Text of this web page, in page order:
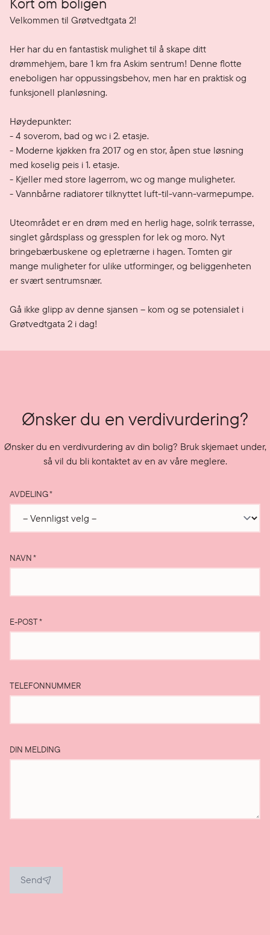
Velkommen til Grøtvedtgata 2!
Her har du en fantastisk mulighet til å skape ditt
drømmehjem, bare 1 km fra Askim sentrum! Denne flotte
eneboligen har oppussingsbehov, men har en praktisk og
funksjonell planløsning.
Høydepunkter:
- 4 soverom, bad og wc i 2. etasje.
- Moderne kjøkken fra 2017 og en stor, åpen stue løsning
med koselig peis i 1. etasje.
- Kjeller med store lagerrom, wc og mange muligheter.
- Vannbårne radiatorer tilknyttet luft-til-vann-varmepumpe.
Uteområdet er en drøm med en herlig hage, solrik terrasse,
singlet gårdsplass og gressplen for lek og moro. Nyt
bringebærbuskene og epletrærne i hagen. Tomten gir
mange muligheter for ulike utforminger, og beliggenheten
er svært sentrumsnær.
Gå ikke glipp av denne sjansen – kom og se potensialet i
Grøtvedtgata 2 i dag!
Ønsker du en verdivurdering?
Ønsker du en verdivurdering av din bolig? Bruk skjemaet under,
så vil du bli kontaktet av en av våre meglere.
AVDELING*
NAVN*
E-POST*
TELEFONNUMMER
DIN MELDING
Send